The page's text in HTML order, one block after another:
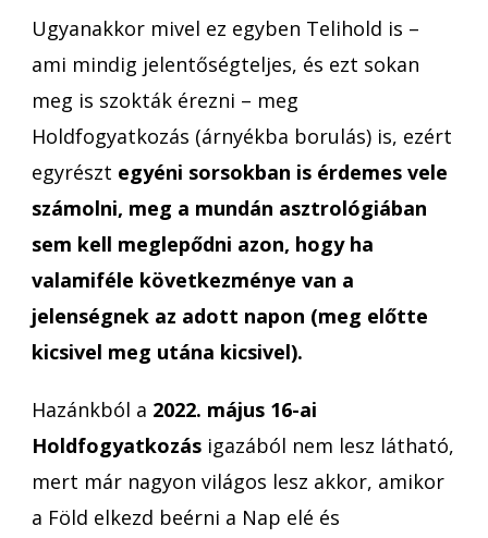
Ugyanakkor mivel ez egyben Telihold is –
ami mindig jelentőségteljes, és ezt sokan
meg is szokták érezni – meg
Holdfogyatkozás (árnyékba borulás) is, ezért
egyrészt egyéni sorsokban is érdemes vele
számolni, meg a mundán asztrológiában
sem kell meglepődni azon, hogy ha
valamiféle következménye van a
jelenségnek az adott napon (meg előtte
kicsivel meg utána kicsivel).
Hazánkból a 2022. május 16-ai
Holdfogyatkozás igazából nem lesz látható,
mert már nagyon világos lesz akkor, amikor
a Föld elkezd beérni a Nap elé és